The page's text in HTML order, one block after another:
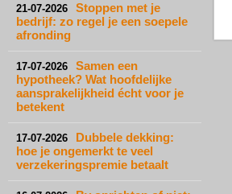
21-07-2026
Stoppen met je
bedrijf: zo regel je een soepele
afronding
17-07-2026
Samen een
hypotheek? Wat hoofdelijke
aansprakelijkheid écht voor je
betekent
17-07-2026
Dubbele dekking:
hoe je ongemerkt te veel
verzekeringspremie betaalt